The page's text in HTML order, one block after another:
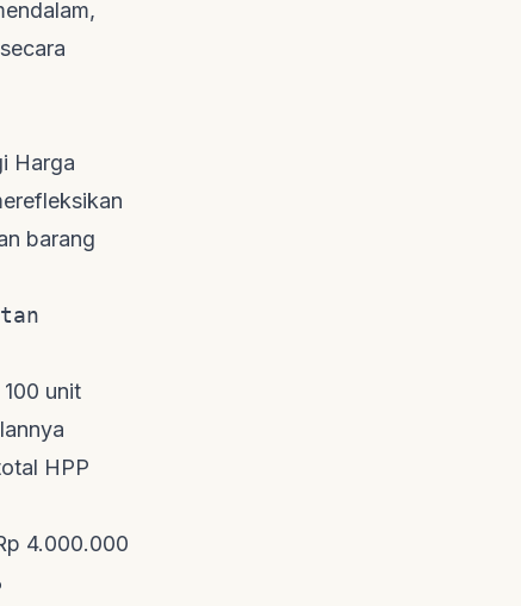
Harga
barang
unit
HPP
4.000.000